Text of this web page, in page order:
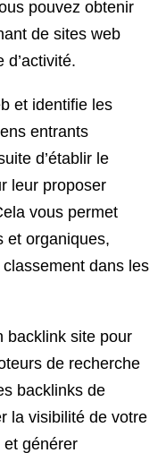
pouvez obtenir
de sites web
et identifie les
entrants
d’établir le
leur proposer
vous permet
et organiques,
dans les
backlink site pour
de recherche
backlinks de
la visibilité de votre
générer